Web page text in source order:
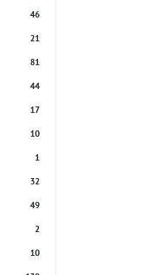
46
21
81
44
17
10
1
32
49
2
10